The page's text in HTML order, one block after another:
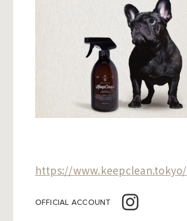
https://www.keepclean.tokyo/
OFFICIAL ACCOUNT